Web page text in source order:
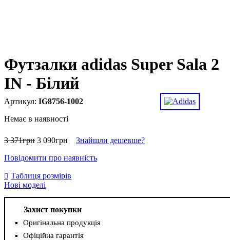
Футзалки adidas Super Sala 2
IN - Білий
IG8756-1002
Немає в наявності
3 371грн 3 090грн
Знайшли дешевше?
Повідомити про наявність
Таблиця розмірів
Нові моделі
Захист покупки
Оригінальна продукція
Офіційна гарантія